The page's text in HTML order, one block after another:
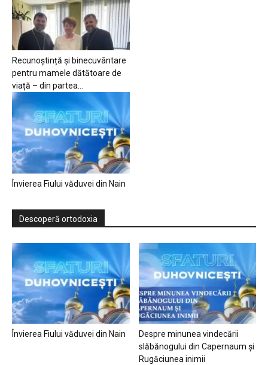
Recunoștință și binecuvântare
pentru mamele dătătoare de
viață – din partea...
Învierea Fiului văduvei din Nain
Descoperă ortodoxia
Învierea Fiului văduvei din Nain
Despre minunea vindecării
slăbănogului din Capernaum și
Rugăciunea inimii